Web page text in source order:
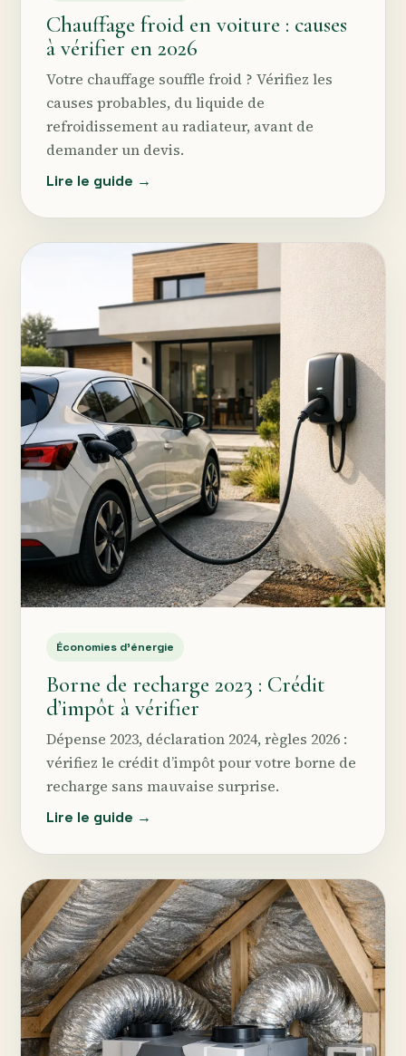
Chauffage froid en voiture : causes
à vérifier en 2026
Votre chauffage souffle froid ? Vérifiez les
causes probables, du liquide de
refroidissement au radiateur, avant de
demander un devis.
Lire le guide →
Économies d’énergie
Borne de recharge 2023 : Crédit
d’impôt à vérifier
Dépense 2023, déclaration 2024, règles 2026 :
vérifiez le crédit d’impôt pour votre borne de
recharge sans mauvaise surprise.
Lire le guide →